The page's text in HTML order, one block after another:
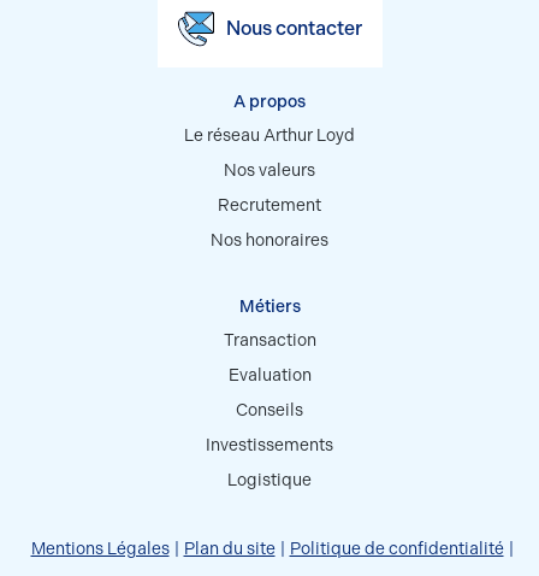
Nous contacter
A propos
Le réseau Arthur Loyd
Nos valeurs
Recrutement
Nos honoraires
Métiers
Transaction
Evaluation
Conseils
Investissements
Logistique
Mentions Légales Plan du site Politique de confidentialité